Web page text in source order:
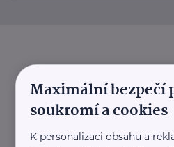
Maximální bezpečí
soukromí a cookies
K personalizaci obsahu a